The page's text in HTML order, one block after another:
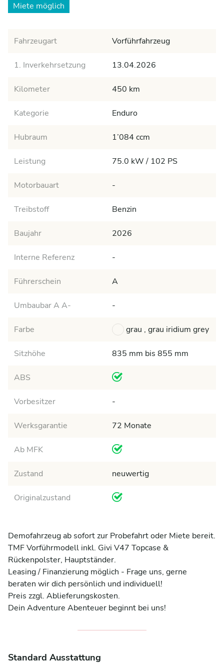
Miete möglich
Fahrzeugart Vorführfahrzeug
1. Inverkehrsetzung 13.04.2026
Kilometer 450 km
Kategorie Enduro
Hubraum 1’084 ccm
Leistung 75.0 kW / 102 PS
Motorbauart -
Treibstoff Benzin
Baujahr 2026
Interne Referenz -
Führerschein A
Umbaubar A A- -
Farbe grau , grau iridium grey
Sitzhöhe 835 mm bis 855 mm
ABS
Vorbesitzer -
Werksgarantie 72 Monate
Ab MFK
Zustand neuwertig
Originalzustand
Demofahrzeug ab sofort zur Probefahrt oder Miete bereit.
TMF Vorführmodell inkl. Givi V47 Topcase &
Rückenpolster, Hauptständer.
Leasing / Finanzierung möglich - Frage uns, gerne
beraten wir dich persönlich und individuell!
Preis zzgl. Ablieferungskosten.
Dein Adventure Abenteuer beginnt bei uns!
Standard Ausstattung